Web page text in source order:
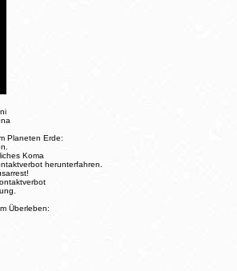
Planeten Erde:
Koma
herunterfahren.
Überleben: